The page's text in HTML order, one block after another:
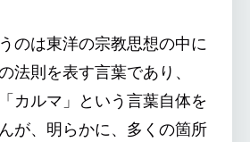
のは東洋の宗教思想の中に
法則を表す言葉であり、
カルマ」という言葉自体を
が、明らかに、多くの箇所